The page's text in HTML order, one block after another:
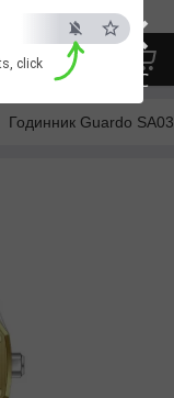
×
ESC
click
Годинник Guardo